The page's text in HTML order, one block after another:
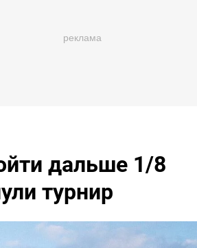
дальше 1/8
турнир